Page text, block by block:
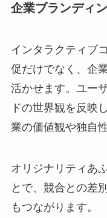
企業ブランディ
インタラクティブ
促だけでなく、企
活かせます。ユー
ドの世界観を反映
業の価値観や独自
オリジナリティあ
とで、競合との差
もつながります。